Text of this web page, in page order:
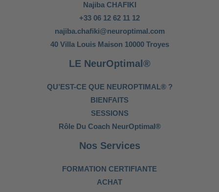
Najiba CHAFIKI
+33 06 12 62 11 12
najiba.chafiki@neuroptimal.com
40 Villa Louis Maison 10000 Troyes
LE NeurOptimal®
QU’EST-CE QUE NEUROPTIMAL® ?
BIENFAITS
SESSIONS
Rôle Du Coach NeurOptimal®
Nos Services
FORMATION CERTIFIANTE
ACHAT